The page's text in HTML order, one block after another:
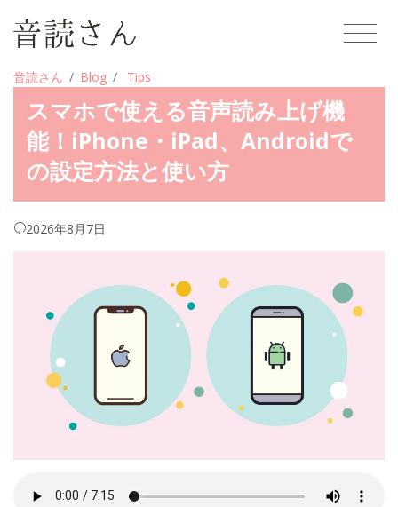
音読さん Blog Tips
スマホで使える音声読み上げ機
能！iPhone・iPad、Androidで
の設定方法と使い方
2026年8月7日